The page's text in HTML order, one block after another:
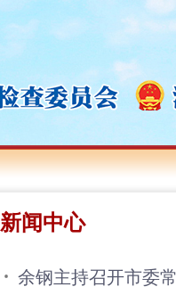
新闻中心
余钢主持召开市委